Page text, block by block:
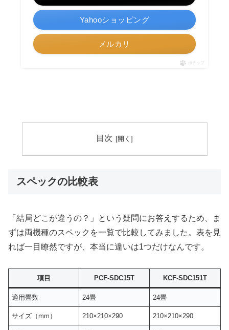
Yahooショッピング
メルカリ
ポチップ
目次
スペックの比較表
「結局どこが違うの？」という疑問にお答えするため、ま
ずは両機種のスペックを一覧で比較してみました。表を見
れば一目瞭然ですが、本当に違いは1つだけなんです。
項目 PCF-SDC15T KCF-SDC151T
適用畳数 24畳 24畳
サイズ（mm） 210×210×290 210×210×290